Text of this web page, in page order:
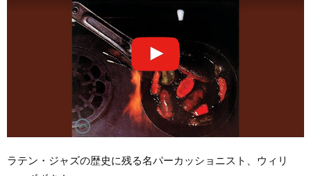
ラテン・ジャズの歴史に残る名パーカッショニスト、ウィリ